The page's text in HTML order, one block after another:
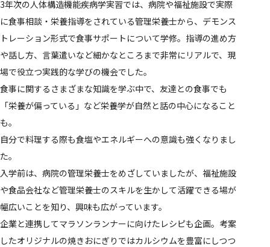
3年次の人体構造機能疾病学実習では、病院や福祉施設で実際
に食事相談・栄養指導をされている管理栄養士から、デモンス
トレーション形式で食事サポートについて学修。指導の進め方
や話し方、言葉遣いなど細かなところまで非常にリアルで、現
場で役立つ実践的な学びの機会でした。
食事に関するさまざまな知識を学ぶ中で、友達との食事でも
「栄養が偏っている」など栄養学が自然と話の中心になること
も。
自分で料理する際も食塩やエネルギーへの意識も強くなりまし
た。
入学前は、病院の管理栄養士をめざしていましたが、福祉施設
や食品会社など管理栄養士のスキルを生かして活躍できる場が
幅広いことを知り、興味も広がっています。
企業と連携してマラソンランナーに向けたレシピも企画。考案
したオリジナルの焼きおにぎりではカルシウムを豊富にしつつ